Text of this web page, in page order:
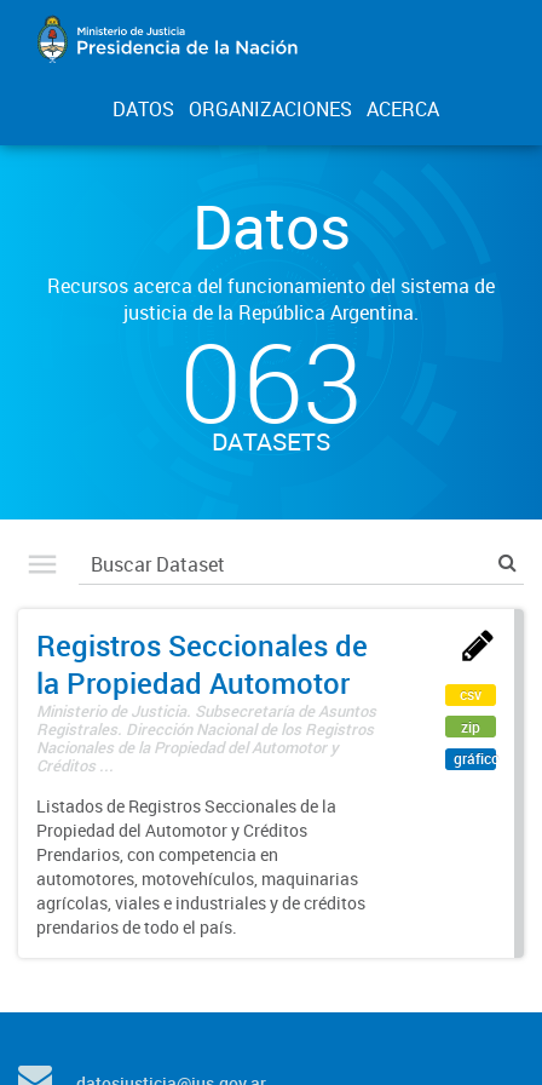
DATOS ORGANIZACIONES ACERCA
Datos
Recursos acerca del funcionamiento del sistema de
justicia de la República Argentina.
063
DATASETS
Registros Seccionales de
la Propiedad Automotor
Ministerio de Justicia. Subsecretaría de Asuntos
Registrales. Dirección Nacional de los Registros
Nacionales de la Propiedad del Automotor y
Créditos ...
Listados de Registros Seccionales de la
Propiedad del Automotor y Créditos
Prendarios, con competencia en
automotores, motovehículos, maquinarias
agrícolas, viales e industriales y de créditos
prendarios de todo el país.
csv
zip
gráfico